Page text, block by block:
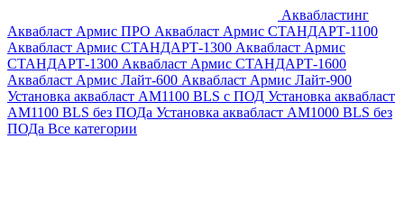
Аквабластинг
Аквабласт Армис ПРО Аквабласт Армис СТАНДАРТ-1100
Аквабласт Армис СТАНДАРТ-1300 Аквабласт Армис
СТАНДАРТ-1300 Аквабласт Армис СТАНДАРТ-1600
Аквабласт Армис Лайт-600 Аквабласт Армис Лайт-900
Установка аквабласт AM1100 BLS с ПОД Установка аквабласт
AM1100 BLS без ПОДа Установка аквабласт AM1000 BLS без
ПОДа Все категории